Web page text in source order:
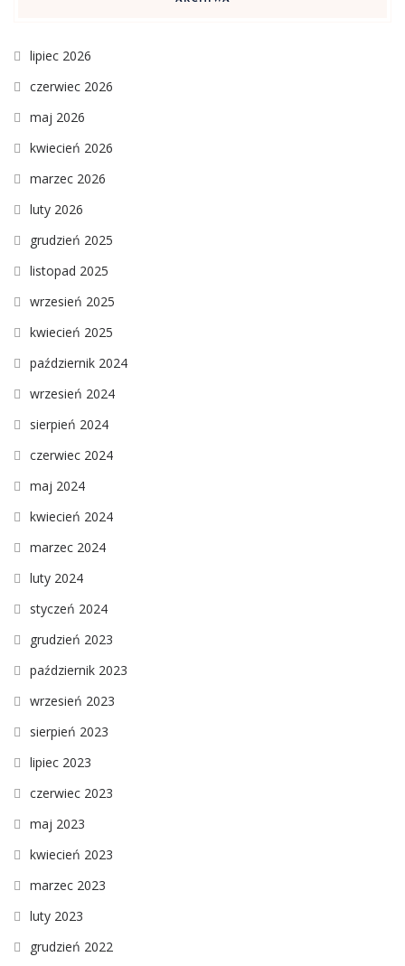
lipiec 2026
czerwiec 2026
maj 2026
kwiecień 2026
marzec 2026
luty 2026
grudzień 2025
listopad 2025
wrzesień 2025
kwiecień 2025
październik 2024
wrzesień 2024
sierpień 2024
czerwiec 2024
maj 2024
kwiecień 2024
marzec 2024
luty 2024
styczeń 2024
grudzień 2023
październik 2023
wrzesień 2023
sierpień 2023
lipiec 2023
czerwiec 2023
maj 2023
kwiecień 2023
marzec 2023
luty 2023
grudzień 2022